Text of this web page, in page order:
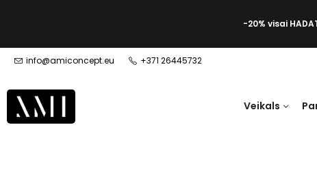
-20% visai
info@amiconcept.eu +371 26445732
Veikals